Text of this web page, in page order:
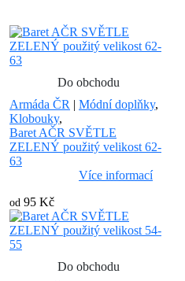
Do obchodu
Armáda ČR | Módní doplňky,
Klobouky,
Baret AČR SVĚTLE
ZELENÝ použitý velikost 62-
63
Více informací
od 95 Kč
Do obchodu